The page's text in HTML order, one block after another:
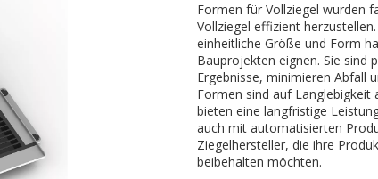
Formen für Vollziegel wurden
Vollziegel effizient
einheitliche Größe und Form
Bauprojekten eignen. Sie sind
Ergebnisse, minimieren Abfall
Formen sind auf
bieten eine langfristige
auch mit automatisierten
Ziegelhersteller, die ihre
beibehalten möchten.